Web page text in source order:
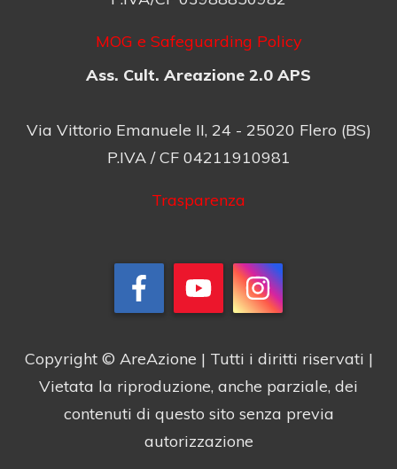
MOG e Safeguarding Policy
Ass. Cult. Areazione 2.0 APS
Via Vittorio Emanuele II, 24 - 25020 Flero (BS)
P.IVA / CF 04211910981
Trasparenza
Copyright © AreAzione | Tutti i diritti riservati |
Vietata la riproduzione, anche parziale, dei
contenuti di questo sito senza previa
autorizzazione